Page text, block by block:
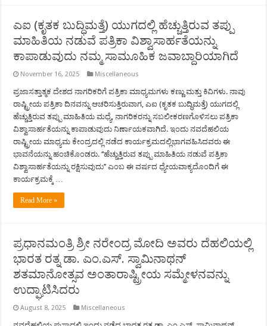
ಎಐ (ಕೃತಕ ಬುದ್ಧಿಮತ್ತೆ) ಯುಗದಲ್ಲಿ ಹೆಚ್ಚುತ್ತಿರುವ ತಪ್ಪು
ಮಾಹಿತಿಯ ನಡುವೆ ಪತ್ರಿಕಾ ವಿಶ್ವಾಸಾರ್ಹತೆಯನ್ನು
ಕಾಪಾಡುವುದು ನಮ್ಮ ಸಾಮೂಹಿಕ ಜವಾಬ್ದಾರಿಯಾಗಿದೆ
November 16, 2025 Miscellaneous
ಪ್ರಜಾಸತ್ತಾತ್ಮಕ ದೇಶದ ನಾಗರಿಕರಿಗೆ ಪತ್ರಿಕಾ ಮಾಧ್ಯಮಗಳು ಕಣ್ಣು ಮತ್ತು ಕಿವಿಗಳು. ನಾವು
ರಾಷ್ಟ್ರೀಯ ಪತ್ರಿಕಾ ದಿನವನ್ನು ಆಚರಿಸುತ್ತಿರುವಾಗ, ಎಐ (ಕೃತಕ ಬುದ್ಧಿಮತ್ತೆ) ಯುಗದಲ್ಲಿ
ಹೆಚ್ಚುತ್ತಿರುವ ತಪ್ಪು ಮಾಹಿತಿಯ ಮಧ್ಯೆ, ನಾಗರಿಕರನ್ನು ಸಬಲೀಕರಣಗೊಳಿಸಲು ಪತ್ರಿಕಾ
ವಿಶ್ವಾಸಾರ್ಹತೆಯನ್ನು ಕಾಪಾಡುವುದು ನಿರ್ಣಾಯಕವಾಗಿದೆ. ಇಂದು ನವದೆಹಲಿಯ
ರಾಷ್ಟ್ರೀಯ ಮಾಧ್ಯಮ ಕೇಂದ್ರದಲ್ಲಿ ನಡೆದ ಕಾರ್ಯಕ್ರಮದಲ್ಲಿಭಾಗವಹಿಸಿದವರು ಈ
ಭಾವನೆಯನ್ನು ಹಂಚಿಕೊಂಡರು. ‘‘ಹೆಚ್ಚುತ್ತಿರುವ ತಪ್ಪು ಮಾಹಿತಿಯ ನಡುವೆ ಪತ್ರಿಕಾ
ವಿಶ್ವಾಸಾರ್ಹತೆಯನ್ನು ರಕ್ಷಿಸುವುದು’’ ಎಂಬ ಈ ವರ್ಷದ ಧ್ಯೇಯವಾಕ್ಯದೊಂದಿಗೆ ಈ
ಕಾರ್ಯಕ್ರಮಕ್ಕೆ …
Read More »
ಪ್ರಧಾನಮಂತ್ರಿ ಶ್ರೀ ನರೇಂದ್ರ ಮೋದಿ ಅವರು ದೆಹಲಿಯಲ್ಲಿ
ಭಾರತ ರತ್ನ ಡಾ. ಎಂ.ಎಸ್. ಸ್ವಾಮಿನಾಥನ್
ಶತಮಾನೋತ್ಸವ ಅಂತಾರಾಷ್ಟ್ರೀಯ ಸಮ್ಮೇಳನವನ್ನು
ಉದ್ಘಾಟಿಸಿದರು
August 8, 2025 Miscellaneous